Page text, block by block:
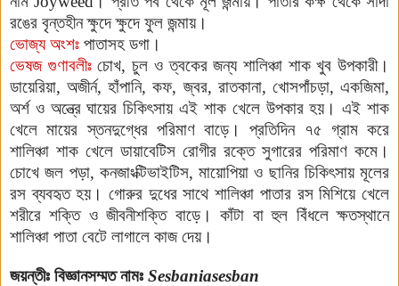
রঙের বৃন্তহীন ক্ষুদে ক্ষুদে ফুল জন্মায়।
ভোজ্য অংশঃ পাতাসহ ডগা।
ভেষজ গুণাবলীঃচোখ, চুল ও ত্বকের জন্য শালিঞ্চা শাক খুব উপকারী।
ডায়েরিয়া, অজীর্ন, হাঁপানি, কফ, জ্বর, রাতকানা, খোসপাঁচড়া, একজিমা,
অর্শ ও অন্ত্রে ঘায়ের চিকিৎসায় এই শাক খেলে উপকার হয়। এই শাক
খেলে মায়ের স্তনদুগ্ধের পরিমাণ বাড়ে।
প্রতিদিন ৭৫ গ্রাম করে
শালিঞ্চা শাক খেলে ডায়াবেটিস রোগীর রক্তে সুগারের পরিমাণ কমে।
চোখে জল পড়া, কনজাংক্টিভাইটিস, মায়োপিয়া ও ছানির চিকিৎসায় মূলের
রস ব্যবহৃত হয়। গোরুর দুধের সাথে শালিঞ্চা পাতার রস মিশিয়ে খেলে
শরীরে শক্তি ও জীবনীশক্তি বাড়ে। কাঁটা বা হুল বিঁধলে ক্ষতস্থানে
শালিঞ্চা পাতা বেটে লাগালে কাজ দেয়।
জয়ন্তীঃ বিজ্ঞানসম্মত নামঃ Sesbaniasesban